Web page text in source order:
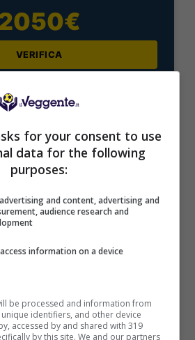
VERIFICA
Informazioni
bonus scommesse e sport
piattaforma: 100% fino a 50€ in
+ 100% fino a 2000€ in Bonus
VERIFICA
for your consent to use
data for the following
purposes:
and content, advertising and
audience research and
information on a device
be processed and information from
identifiers, and other device
accessed by and shared with 319
by this site. We and our partners